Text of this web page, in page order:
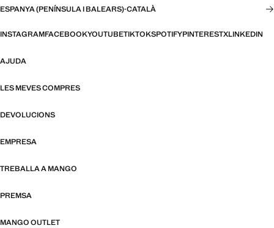
ESPANYA (PENÍNSULA I BALEARS)·CATALÀ
INSTAGRAMFACEBOOKYOUTUBETIKTOKSPOTIFYPINTERESTXLINKEDIN
AJUDA
LES MEVES COMPRES
DEVOLUCIONS
EMPRESA
TREBALLA A MANGO
PREMSA
MANGO OUTLET